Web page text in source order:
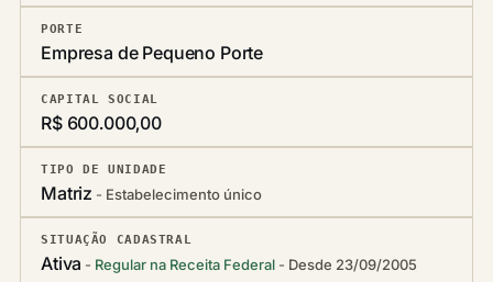
PORTE
Empresa de Pequeno Porte
CAPITAL SOCIAL
R$ 600.000,00
TIPO DE UNIDADE
Matriz Estabelecimento único
SITUAÇÃO CADASTRAL
Ativa Regular na Receita Federal Desde 23/09/2005